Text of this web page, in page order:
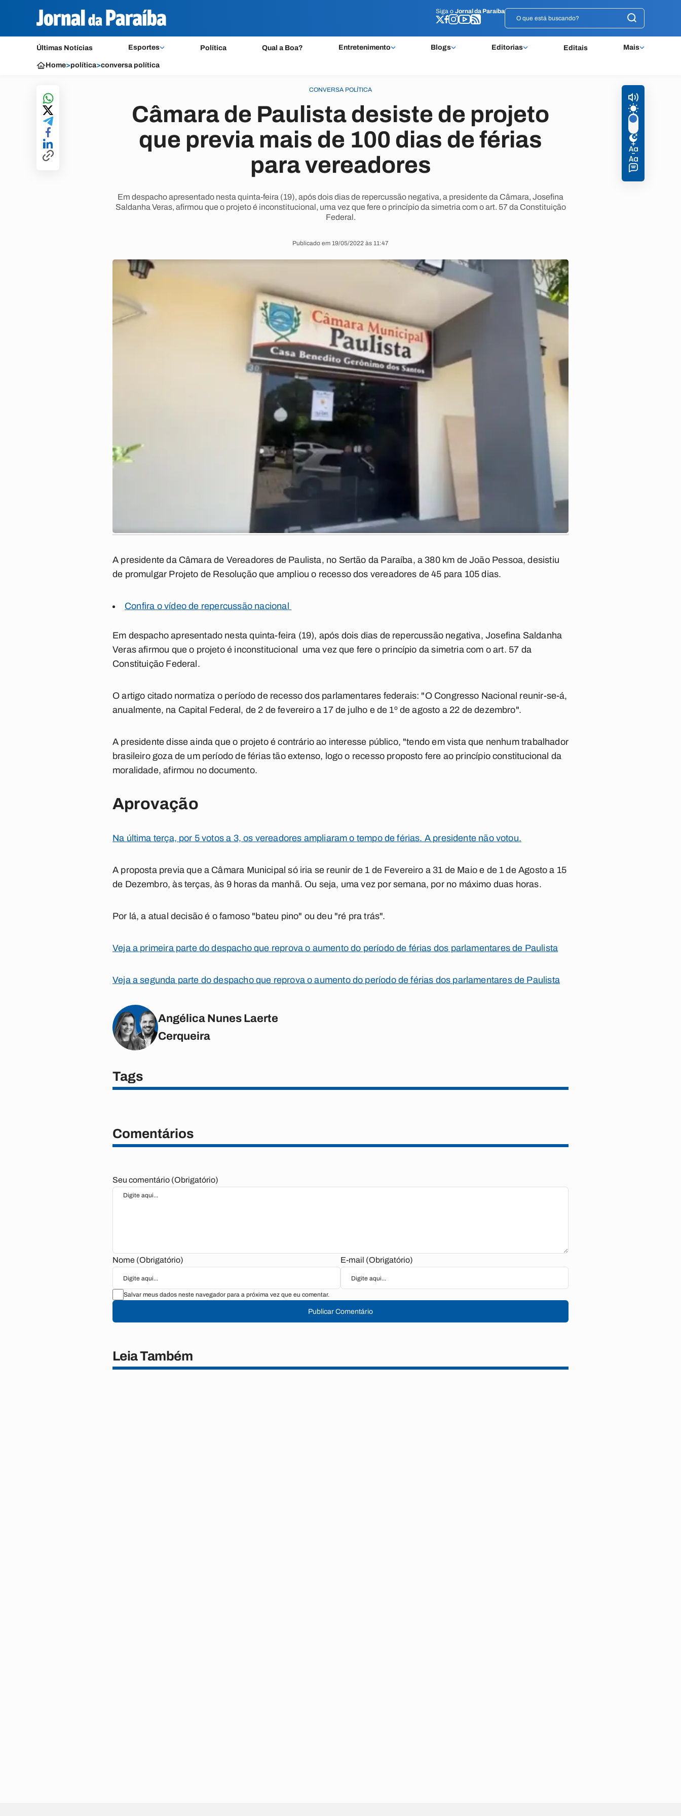
Siga o Jornal da Paraíba
Últimas Notícias Esportes Política Qual a Boa? Entretenimento Blogs Editorias Editais Mais
Siga o Jornal da Paraíba
Home>política>conversa política
CONVERSA POLÍTICA
Câmara de Paulista desiste de projeto
que previa mais de 100 dias de férias
para vereadores
Em despacho apresentado nesta quinta-feira (19), após dois dias de repercussão negativa, a presidente da Câmara, Josefina
Saldanha Veras, afirmou que o projeto é inconstitucional, uma vez que fere o princípio da simetria com o art. 57 da Constituição
Federal.
Publicado em 19/05/2022 às 11:47
A presidente da Câmara de Vereadores de Paulista, no Sertão da Paraíba, a 380 km de João Pessoa, desistiu
de promulgar Projeto de Resolução que ampliou o recesso dos vereadores de 45 para 105 dias.
Confira o vídeo de repercussão nacional
Em despacho apresentado nesta quinta-feira (19), após dois dias de repercussão negativa, Josefina Saldanha
Veras afirmou que o projeto é inconstitucional uma vez que fere o princípio da simetria com o art. 57 da
Constituição Federal.
O artigo citado normatiza o período de recesso dos parlamentares federais: "O Congresso Nacional reunir-se-á,
anualmente, na Capital Federal, de 2 de fevereiro a 17 de julho e de 1º de agosto a 22 de dezembro".
A presidente disse ainda que o projeto é contrário ao interesse público, "tendo em vista que nenhum trabalhador
brasileiro goza de um período de férias tão extenso, logo o recesso proposto fere ao princípio constitucional da
moralidade, afirmou no documento.
Aprovação
Na última terça, por 5 votos a 3, os vereadores ampliaram o tempo de férias. A presidente não votou.
A proposta previa que a Câmara Municipal só iria se reunir de 1 de Fevereiro a 31 de Maio e de 1 de Agosto a 15
de Dezembro, às terças, às 9 horas da manhã. Ou seja, uma vez por semana, por no máximo duas horas.
Por lá, a atual decisão é o famoso "bateu pino" ou deu "ré pra trás".
Veja a primeira parte do despacho que reprova o aumento do período de férias dos parlamentares de Paulista
Veja a segunda parte do despacho que reprova o aumento do período de férias dos parlamentares de Paulista
Angélica Nunes Laerte
Cerqueira
Tags
Comentários
Seu comentário (Obrigatório)
Nome (Obrigatório) E-mail (Obrigatório)
Salvar meus dados neste navegador para a próxima vez que eu comentar.
Publicar Comentário
Leia Também